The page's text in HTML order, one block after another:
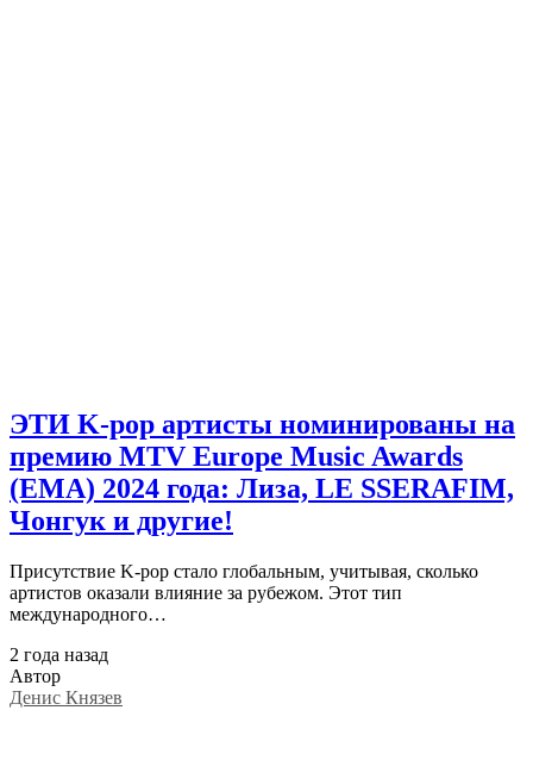
ЭТИ K-pop артисты номинированы на
премию MTV Europe Music Awards
(EMA) 2024 года: Лиза, LE SSERAFIM,
Чонгук и другие!
Присутствие K-pop стало глобальным, учитывая, сколько
артистов оказали влияние за рубежом. Этот тип
международного…
2 года назад
Автор
Денис Князев